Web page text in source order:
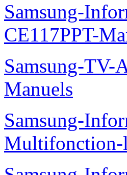
Samsung-
CE117PPT-
Samsung-TV-
Manuels
Samsung-
Multifonction-